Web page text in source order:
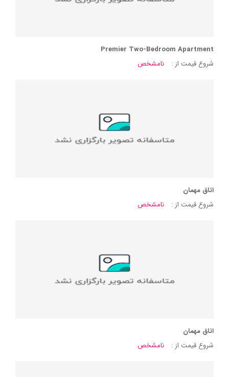
Premier Two-Bedroom Apartment
شروع قیمت از :
نامشخص
اتاق مهمان
شروع قیمت از :
نامشخص
اتاق مهمان
شروع قیمت از :
نامشخص